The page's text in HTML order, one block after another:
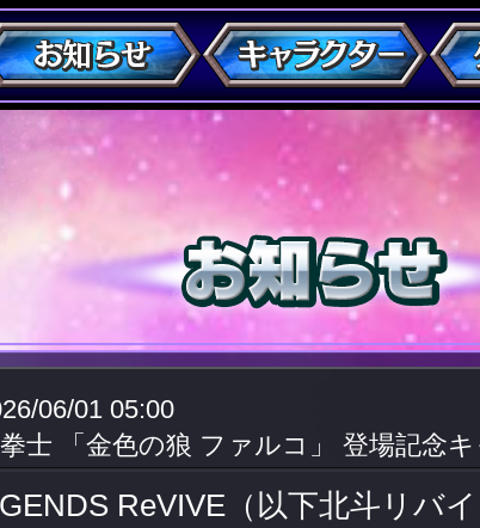
06/01 05:00
士 「金色の狼 ファルコ」 登場記念キ
ReVIVE（以下北斗リバ